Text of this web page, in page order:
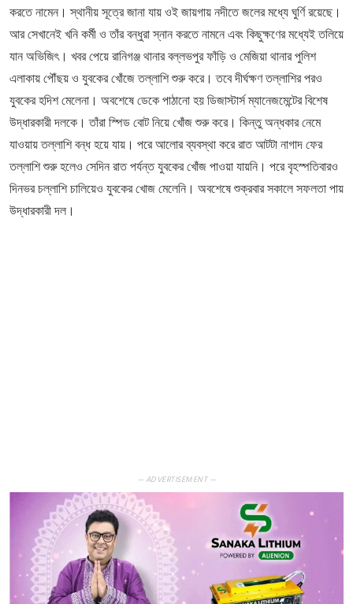
করতে নামেন। স্থানীয় সূত্রে জানা যায় ওই জায়গায় নদীতে জলের মধ্যে ঘুর্ণি রয়েছে।
আর সেখানেই খনি কর্মী ও তাঁর বন্ধুরা স্নান করতে নামনে এবং কিছুক্ষণের মধ্যেই তলিয়ে
যান অভিজিৎ। খবর পেয়ে রানিগঞ্জ থানার বল্লভপুর ফাঁড়ি ও মেজিয়া থানার পুলিশ
এলাকায় পৌঁছয় ও যুবকের খোঁজে তল্লাশি শুরু করে। তবে দীর্ঘক্ষণ তল্লাশির পরও
যুবকের হদিশ মেলেনা। অবশেষে ডেকে পাঠানো হয় ডিজাস্টার্স ম্যানেজমেন্টের বিশেষ
উদ্ধারকারী দলকে। তাঁরা স্পিড বোট নিয়ে খোঁজ শুরু করে। কিন্তু অন্ধকার নেমে
যাওয়ায় তল্লাশি বন্ধ হয়ে যায়। পরে আলোর ব্যবস্থা করে রাত আটটা নাগাদ ফের
তল্লাশি শুরু হলেও সেদিন রাত পর্যন্ত যুবকের খোঁজ পাওয়া যায়নি। পরে বৃহস্পতিবারও
দিনভর চল্লাশি চালিয়েও যুবকের খোজ মেলেনি। অবশেষে শুক্রবার সকালে সফলতা পায়
উদ্ধারকারী দল।
— ADVERTISEMENT —